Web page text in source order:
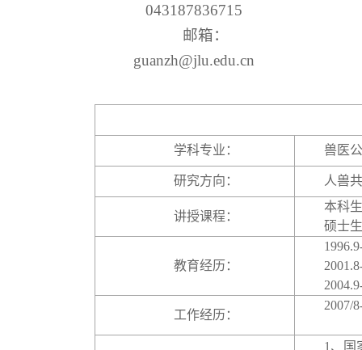
043187836715
邮箱：
guanzh@jlu.edu.cn
学科专业： 兽医
研究方向： 人兽
讲授课程：
本科
硕士
教育经历：
工作经历：
2007/
1 、国